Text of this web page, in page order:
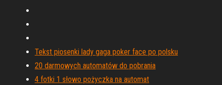
Tekst piosenki lady gaga poker face po polsku
20 darmowych automatów do pobrania
4 fotki 1 słowo pożyczka na automat